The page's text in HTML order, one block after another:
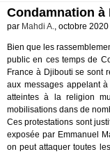
Condamnation
par Mahdi A., octobre 2020
Bien que les
public en ces temps de
France à Djibouti se sont
aux messages appelant
atteintes à la religion
mobilisations dans de
Ces protestations sont
exposée par Emmanuel
on peut attaquer toutes